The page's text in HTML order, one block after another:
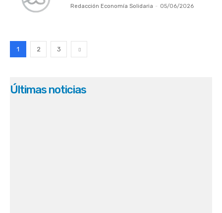
Redacción Economía Solidaria - 05/06/2026
1 2 3
Últimas noticias